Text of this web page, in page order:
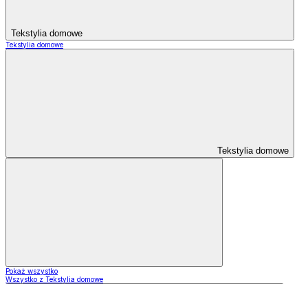
Tekstylia domowe
Tekstylia domowe
Tekstylia domowe
Pokaż wszystko
Wszystko z Tekstylia domowe